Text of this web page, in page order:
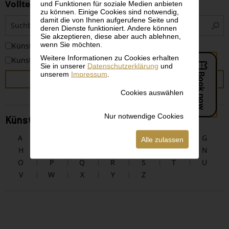
und Funktionen für soziale Medien anbieten
zu können. Einige Cookies sind notwendig,
damit die von Ihnen aufgerufene Seite und
deren Dienste funktioniert. Andere können
Sie akzeptieren, diese aber auch ablehnen,
wenn Sie möchten.
Weitere Informationen zu Cookies erhalten
Sie in unserer Datenschutzerklärung und
unserem Impressum
Cookies auswählen
Nur notwendige Cookies
Alle zulassen
Volltextsuche
KünstlerInnen
Kunstwerke
SUCHEN
KünstlerInnen alphabetisch
A E F
G
H
L M
N
O
P Q R S T
U
V
W X Y Z